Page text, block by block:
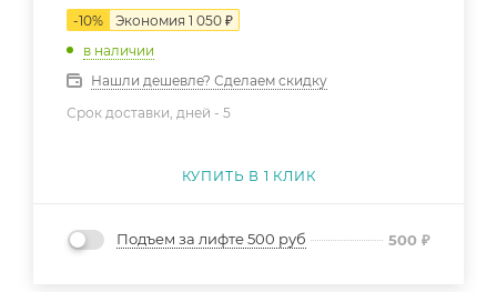
-10% Экономия 1 050 ₽
в наличии
Нашли дешевле? Сделаем скидку
Срок доставки, дней - 5
КУПИТЬ В 1 КЛИК
Подъем за лифте 500 руб 500 ₽